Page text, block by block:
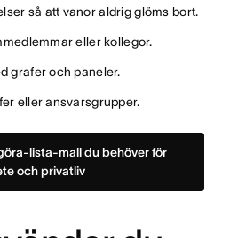
så att vanor aldrig glöms bort.
eller kollegor.
grafer och paneler.
eller ansvarsgrupper.
lista-mall du behöver för
och privatliv